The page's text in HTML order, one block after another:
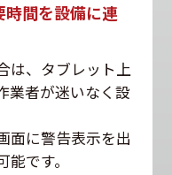
間を設備に連
は、タブレット上
業者が迷いなく設
面に警告表示を出
です。